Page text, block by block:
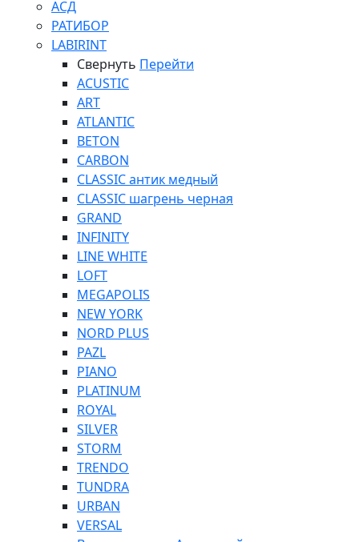
АСД
РАТИБОР
LABIRINT
Свернуть Перейти
ACUSTIC
ART
ATLANTIC
BETON
CARBON
CLASSIC антик медный
CLASSIC шагрень черная
GRAND
INFINITY
LINE WHITE
LOFT
MEGAPOLIS
NEW YORK
NORD PLUS
PAZL
PIANO
PLATINUM
ROYAL
SILVER
STORM
TRENDO
TUNDRA
URBAN
VERSAL